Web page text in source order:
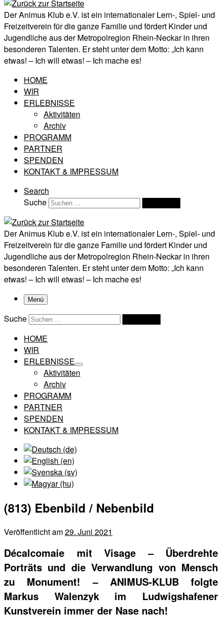
Der Animus Klub e.V. ist ein internationaler Lern-, Spiel- und
Freizeitverein für die ganze Familie und fördert Kinder und
Jugendliche aus der Metropolregion Rhein-Neckar in ihren
besonderen Talenten. Er steht unter dem Motto: „Ich kann
etwas! – Ich will etwas! – Ich mache es!
HOME
WIR
ERLEBNISSE
Aktivitäten
Archiv
PROGRAMM
PARTNER
SPENDEN
KONTAKT & IMPRESSUM
Search
Suche
Der Animus Klub e.V. ist ein internationaler Lern-, Spiel- und
Freizeitverein für die ganze Familie und fördert Kinder und
Jugendliche aus der Metropolregion Rhein-Neckar in ihren
besonderen Talenten. Er steht unter dem Motto: „Ich kann
etwas! – Ich will etwas! – Ich mache es!
Menü
Suche
HOME
WIR
ERLEBNISSE
Aktivitäten
Archiv
PROGRAMM
PARTNER
SPENDEN
KONTAKT & IMPRESSUM
(813) Ebenbild / Nebenbild
Veröffentlicht am29. Juni 2021
Décalcomaie mit Visage – Überdrehte
Porträts und die Verwandlung von Mensch
zu Monument! – ANIMUS-KLUB folgte
Markus Walenzyk im Ludwigshafener
Kunstverein immer der Nase nach!